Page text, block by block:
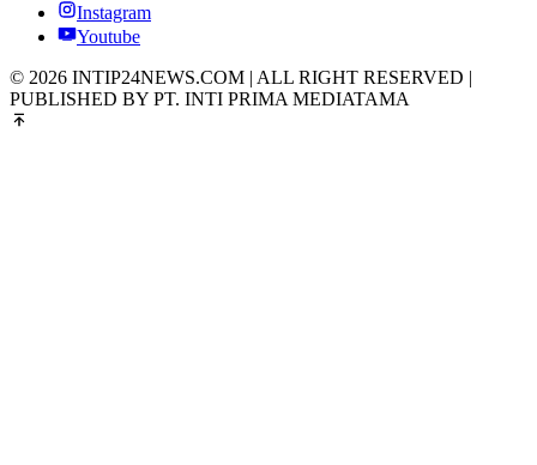
Instagram
Youtube
© 2026 INTIP24NEWS.COM | ALL RIGHT RESERVED |
PUBLISHED BY PT. INTI PRIMA MEDIATAMA